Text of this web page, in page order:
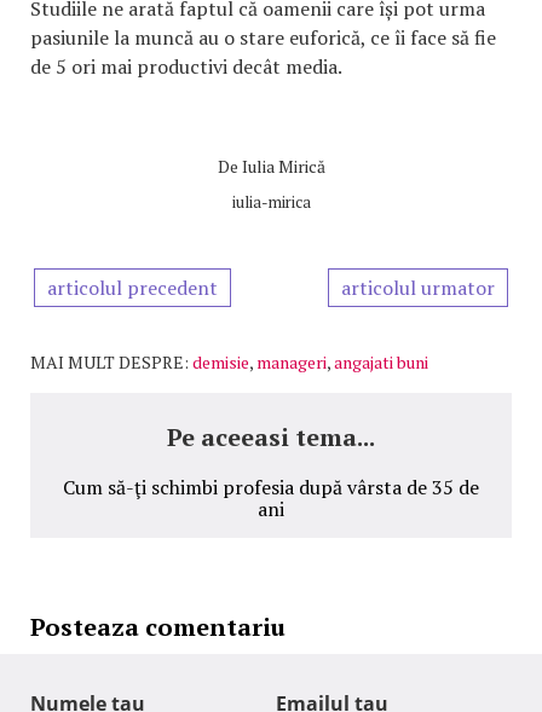
Studiile ne arată faptul că oamenii care își pot urma
pasiunile la muncă au o stare euforică, ce îi face să fie
de 5 ori mai productivi decât media.
De Iulia Mirică
iulia-mirica
articolul precedent articolul urmator
MAI MULT DESPRE: demisie, manageri,angajati buni
Pe aceeasi tema...
Cum să-ţi schimbi profesia după vârsta de 35 de
ani
Posteaza comentariu
Numele tau Emailul tau